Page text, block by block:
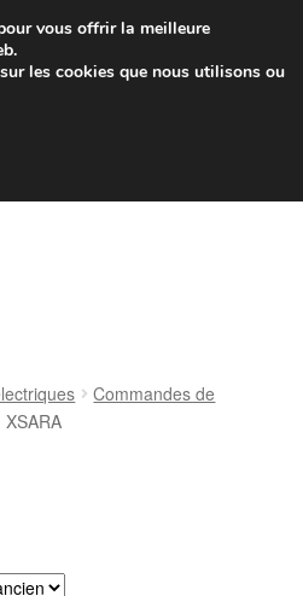
à partir de 7 EUR
de 9 h à 16 h
Commandes de
XSARA
vous offrir la meilleure
les cookies que nous utilisons ou